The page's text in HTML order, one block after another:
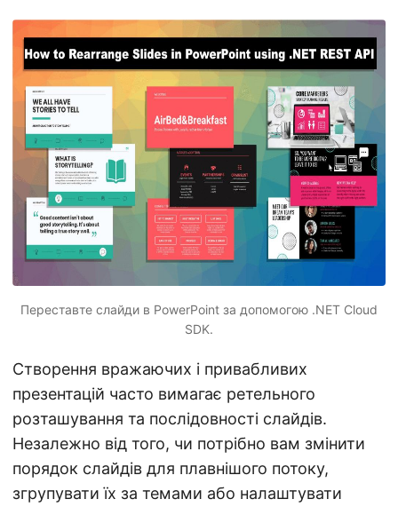
Переставте слайди в PowerPoint за допомогою .NET Cloud
SDK.
Створення вражаючих і привабливих
презентацій часто вимагає ретельного
розташування та послідовності слайдів.
Незалежно від того, чи потрібно вам змінити
порядок слайдів для плавнішого потоку,
згрупувати їх за темами або налаштувати